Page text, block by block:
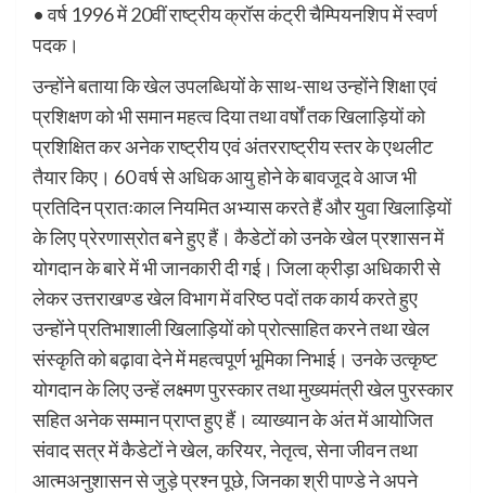
• वर्ष 1996 में 20वीं राष्ट्रीय क्रॉस कंट्री चैम्पियनशिप में स्वर्ण
पदक।
उन्होंने बताया कि खेल उपलब्धियों के साथ-साथ उन्होंने शिक्षा एवं
प्रशिक्षण को भी समान महत्व दिया तथा वर्षों तक खिलाड़ियों को
प्रशिक्षित कर अनेक राष्ट्रीय एवं अंतरराष्ट्रीय स्तर के एथलीट
तैयार किए। 60 वर्ष से अधिक आयु होने के बावजूद वे आज भी
प्रतिदिन प्रातःकाल नियमित अभ्यास करते हैं और युवा खिलाड़ियों
के लिए प्रेरणास्रोत बने हुए हैं। कैडेटों को उनके खेल प्रशासन में
योगदान के बारे में भी जानकारी दी गई। जिला क्रीड़ा अधिकारी से
लेकर उत्तराखण्ड खेल विभाग में वरिष्ठ पदों तक कार्य करते हुए
उन्होंने प्रतिभाशाली खिलाड़ियों को प्रोत्साहित करने तथा खेल
संस्कृति को बढ़ावा देने में महत्वपूर्ण भूमिका निभाई। उनके उत्कृष्ट
योगदान के लिए उन्हें लक्ष्मण पुरस्कार तथा मुख्यमंत्री खेल पुरस्कार
सहित अनेक सम्मान प्राप्त हुए हैं। व्याख्यान के अंत में आयोजित
संवाद सत्र में कैडेटों ने खेल, करियर, नेतृत्व, सेना जीवन तथा
आत्मअनुशासन से जुड़े प्रश्न पूछे, जिनका श्री पाण्डे ने अपने